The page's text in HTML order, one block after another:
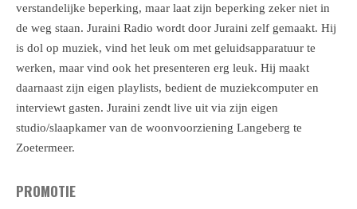
verstandelijke beperking, maar laat zijn beperking zeker niet in
de weg staan. Juraini Radio wordt door Juraini zelf gemaakt. Hij
is dol op muziek, vind het leuk om met geluidsapparatuur te
werken, maar vind ook het presenteren erg leuk. Hij maakt
daarnaast zijn eigen playlists, bedient de muziekcomputer en
interviewt gasten. Juraini zendt live uit via zijn eigen
studio/slaapkamer van de woonvoorziening Langeberg te
Zoetermeer.
PROMOTIE